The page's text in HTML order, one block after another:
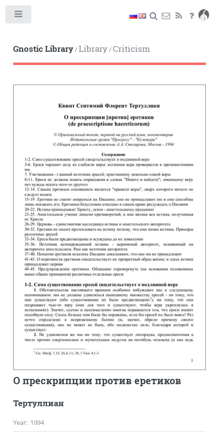
Gnostic Library/Library/Criticism
О прескрипции против еретиков
Тертуллиан
Year: 1994